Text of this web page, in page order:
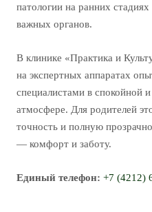
патологии на ранних
важных органов.
В клинике «Практика и
на экспертных аппаратах
специалистами в спокойной
атмосфере. Для родителей
точность и полную
— комфорт и заботу.
Единый телефон: +7 (4212)